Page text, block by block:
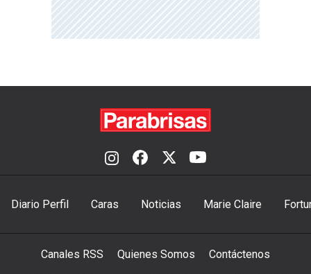
Diario Perfil Caras Noticias Marie Claire
Canales RSS Quienes Somos Contáctenos